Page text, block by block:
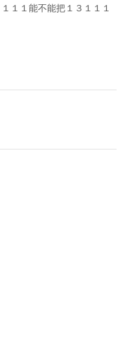
１１能不能把１３１１１